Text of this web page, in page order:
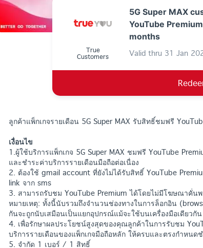
5G Super MAX
YouTube
months
True
Customers Valid thru 31 Jan
ลูกค้าแพ็กเกจรายเดือน 5G Super MAX รับสิทธิ์ชมฟรี
เงื่อนไข
1.ผู้ใช้บริการแพ็กเกจ 5G Super MAX ชมฟรี YouTube
และชำระค่าบริการรายเดือนมือถือต่อเนื่อง
2. ต้องใช้ gmail account ที่ยังไม่ได้รับสิทธิ์ YouTube
link จาก sms
3. สามารถรับชม YouTube Premium ได้โดยไม่มีโฆษณาคั่
หมายเหตุ: ทั้งนี้นับรวมถึงจำนวนช่องทางในการล็อกอิน
กันจะถูกนับเสมือนเป็นแยกอุปกรณ์แม้จะใช้บนเครื่องมือเดียวกัน
4. เพื่อรักษาผลประโยชน์สูงสุดของคุณลูกค้าในการรับชม
บริการรายเดือนของแพ็กเกจมือถือหลัก ให้ครบและตรงกำหนด
5. จำกัด 1 เบอร์ / 1 สิทธิ์